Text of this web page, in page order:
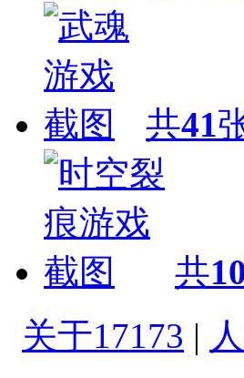
共41
共
关于17173 |